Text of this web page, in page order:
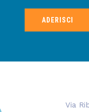
ADERISCI
Via